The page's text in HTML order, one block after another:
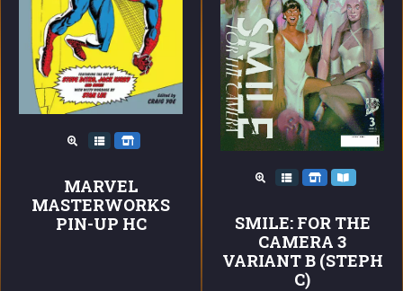
MARVEL
MASTERWORKS
PIN-UP HC
SMILE: FOR THE
CAMERA 3
VARIANT B (STEPH
C)